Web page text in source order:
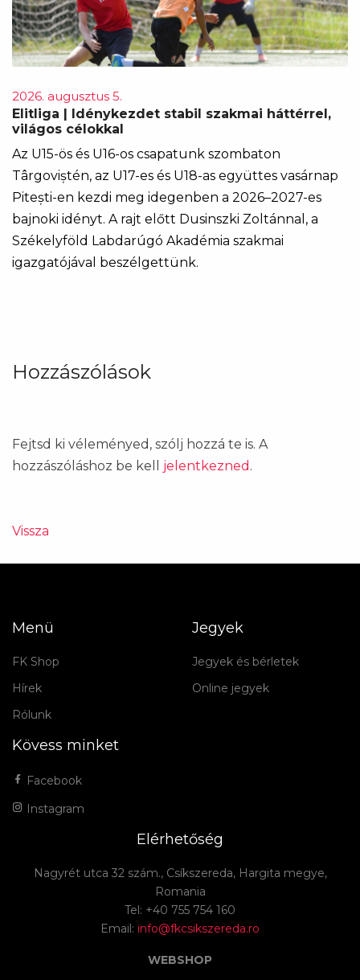
2026. augusztus 5.
Elitliga | Idénykezdet stabil szakmai háttérrel,
világos célokkal
Az U15-ös és U16-os csapatunk szombaton
Târgoviștén, az U17-es és U18-as együttes vasárnap
Pitești-en kezdi meg idegenben a 2026–2027-es
bajnoki idényt. A rajt előtt Dusinszki Zoltánnal, a
Székelyföld Labdarúgó Akadémia szakmai
igazgatójával beszélgettünk.
Hozzászólások
Fejtsd ki véleményed, szólj hozzá te is. A
hozzászóláshoz be kell jelentkezned .
Vissza
Menü
FK Shop
Hírek
Rólunk
Jegyek
Jegyek és bérletek
Online jegyek
Kövess minket
Facebook
Instagram
Elérhetőség
Nagyrét utca 32 szám., Csíkszereda, Hargita megye,
Romania
Tel: +40 755 754 160
Email: info@fkcsikszereda.ro
WEBSHOP